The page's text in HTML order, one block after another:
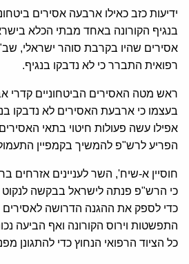
ידיעות כזב כאילו ארבעה אסירים
בנגיף הקורונה באחד מבתי הכלא
אסירים שהיו בקרבת סוהר ישראלי,
רפואית התברר כי לא נדבקו בנגיף.
ראש מטה האסירים הביטחוניים קדרי
בעצמו כי ארבעת האסירים לא נדבקו
אפילו עשה פעולות חיטוי בתאי
הפריע לרש"פ להמשיך בקמפיין
כי הרש"פ פנתה לישראל בבקשה לנקוט
כדי לספק את ההגנה הדרושה לאסירים
התפשטות וירוס הקורונה ואף הביעה
כל הציוד הרפואי הנחוץ כדי להתגונן